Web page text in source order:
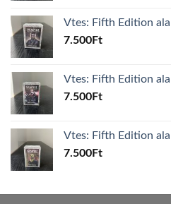
Vtes: Fifth Edition
7.500Ft
Vtes: Fifth Edition
7.500Ft
Vtes: Fifth Edition
7.500Ft